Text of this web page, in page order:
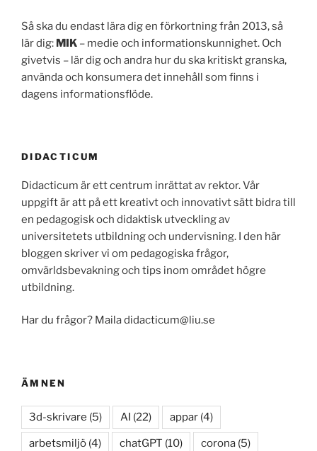
Så ska du endast lära dig en förkortning från 2013, så
lär dig: MIK – medie och informationskunnighet. Och
givetvis – lär dig och andra hur du ska kritiskt granska,
använda och konsumera det innehåll som finns i
dagens informationsflöde.
DIDACTICUM
Didacticum är ett centrum inrättat av rektor. Vår
uppgift är att på ett kreativt och innovativt sätt bidra till
en pedagogisk och didaktisk utveckling av
universitetets utbildning och undervisning. I den här
bloggen skriver vi om pedagogiska frågor,
omvärldsbevakning och tips inom området högre
utbildning.
Har du frågor? Maila didacticum@liu.se
ÄMNEN
3d-skrivare (5) AI (22) appar (4)
arbetsmiljö (4) chatGPT (10) corona (5)